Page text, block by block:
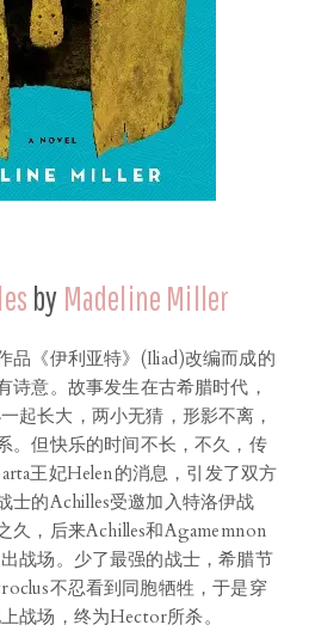
by Madeline Miller
品《伊利亚特》(Iliad)改编而成的
诗意。故事发生在古希腊时代，
起长大，两小无猜，形影不离，
。但快乐的时间不长，不久，传
王妃Helen的消息，引发了双方
士的Achilles受邀加入特洛伊战
久，后来Achilles和Agamemnon
战场。少了最强的战士，希腊节
不忍看到同胞牺牲，于是穿
战场，终为Hector所杀。